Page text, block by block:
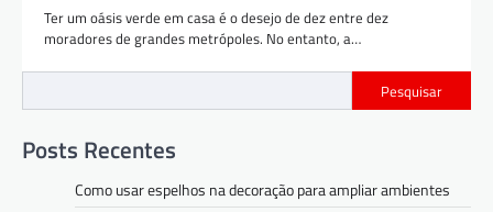
Ter um oásis verde em casa é o desejo de dez entre dez
moradores de grandes metrópoles. No entanto, a…
Pesquisar
Posts Recentes
Como usar espelhos na decoração para ampliar ambientes